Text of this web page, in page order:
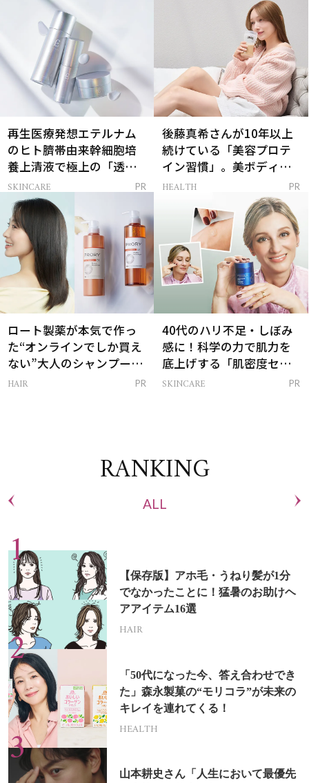
再生医療発想エテルナム
のヒト臍帯由来幹細胞培
養上清液で極上の「透明
感ハリ肌」へ
SKINCARE PR
後藤真希さんが10年以上
続けている「美容プロテ
イン習慣」。美ボディを
支える朝ルーティンと
HEALTH PR
ロート製薬が本気で作っ
た“オンラインでしか買え
ない”大人のシャンプー＆
トリートメントって？
HAIR PR
40代のハリ不足・しぼみ
感に！科学の力で肌力を
底上げする「肌密度セラ
ム」
SKINCARE PR
RANKING
ALL
【保存版】アホ毛・うねり髪が1分
でなかったことに！猛暑のお助けヘ
アアイテム16選
HAIR
「50代になった今、答え合わせでき
た」森永製菓の“モリコラ”が未来の
キレイを連れてくる！
HEALTH
山本耕史さん「人生において最優先